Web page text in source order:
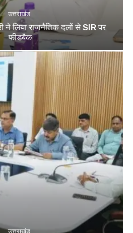
उत्तराखंड
ने लिया राजनैतिक दलों से SIR पर
फीडबैक
उत्तराखंड